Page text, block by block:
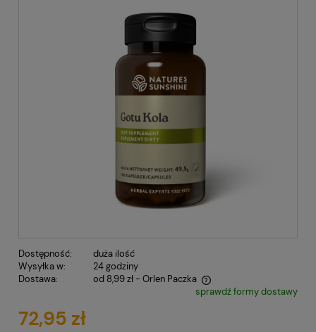
Dostępność:
duża ilość
Wysyłka w:
24 godziny
Dostawa:
od 8,99 zł - Orlen Paczka
Cena nie zawiera ewentualnych kosztów płatnościsprawdź formy dostawy
72,95 zł